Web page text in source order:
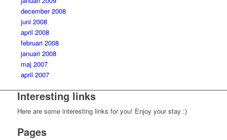
december 2008
juni 2008
april 2008
februari 2008
januari 2008
maj 2007
april 2007
Interesting links
Here are some interesting links for you! Enjoy your stay :)
Pages